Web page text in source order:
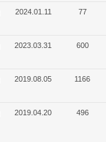
2024.01.11 77
2023.03.31 600
2019.08.05 1166
2019.04.20 496